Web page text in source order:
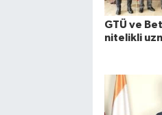
GTÜ ve
nitelikli